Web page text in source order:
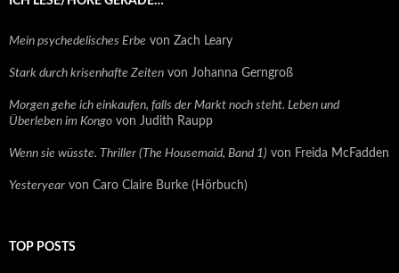
Mein psychedelisches Erbe von Zach Leary
Stark durch krisenhafte Zeiten von Johanna Gerngroß
Morgen gehe ich einkaufen, falls der Markt noch steht. Leben und
Überleben im Kongo von Judith Raupp
Wenn sie wüsste. Thriller (The Housemaid, Band 1) von Freida McFadden
Yesteryear von Caro Claire Burke (Hörbuch)
TOP POSTS